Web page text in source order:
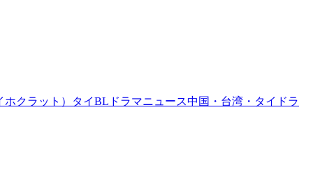
クラット） タイBL ドラマニュース中国・台湾・タイドラ